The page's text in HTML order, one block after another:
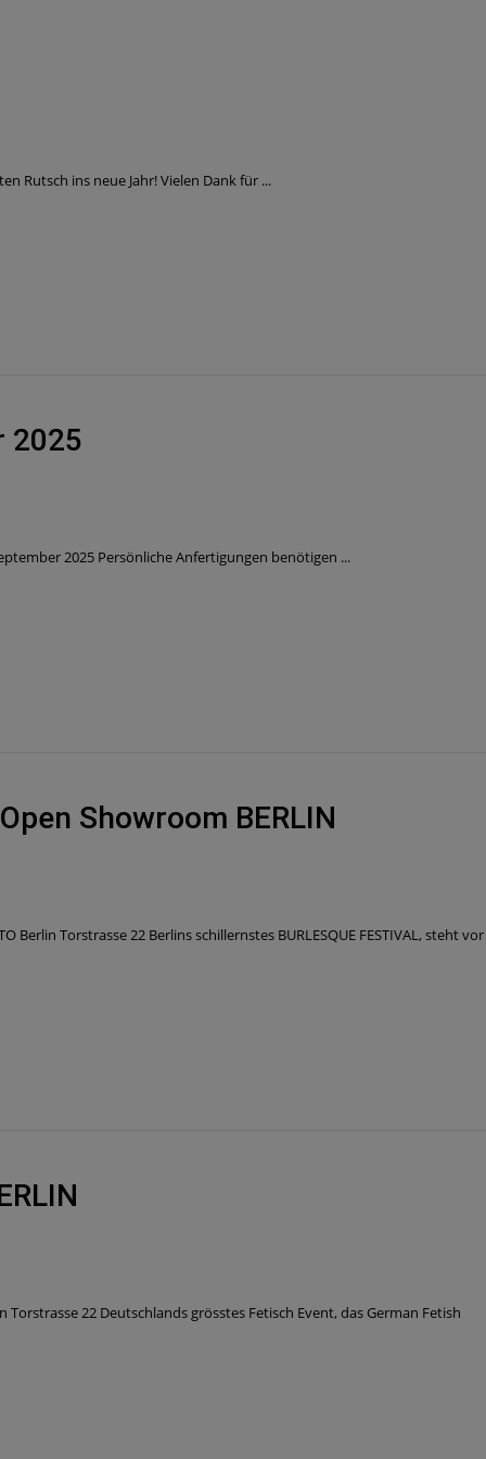
Rutsch ins neue Jahr! Vielen Dank für ...
2025
2025 Persönliche Anfertigungen benötigen ...
Showroom BERLIN
Berlin Torstrasse 22 Berlins schillernstes BURLESQUE FESTIVAL, steht vor
Torstrasse 22 Deutschlands grösstes Fetisch Event, das German Fetish